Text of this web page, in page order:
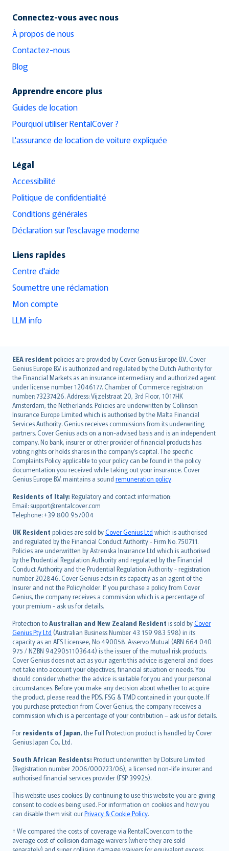
Connectez-vous avec nous
À propos de nous
Contactez-nous
Blog
Apprendre encore plus
Guides de location
Pourquoi utiliser RentalCover ?
L'assurance de location de voiture expliquée
Légal
Accessibilité
Politique de confidentialité
Conditions générales
Déclaration sur l'esclavage moderne
Liens rapides
Centre d'aide
Soumettre une réclamation
Mon compte
LLM info
EEA resident policies are provided by Cover Genius Europe B.V.. Cover
Genius Europe B.V. is authorized and regulated by the Dutch Authority for
the Financial Markets as an insurance intermediary and authorized agent
under license number 12046177. Chamber of Commerce registration
number: 73237426. Address: Vijzelstraat 20, 3rd Floor, 1017HK
Amsterdam, the Netherlands. Policies are underwritten by Collinson
Insurance Europe Limited which is authorised by the Malta Financial
Services Authority. Genius receives commissions from its underwriting
partners. Cover Genius acts on a non-advised basis and is an independent
company. No bank, insurer or other provider of financial products has
voting rights or holds shares in the company’s capital. The specific
Complaints Policy applicable to your policy can be found in the policy
documentation you received while taking out your insurance. Cover
Genius Europe B.V. maintains a sound remuneration policy.
Residents of Italy: Regulatory and contact information:
Email: support@rentalcover.com
Telephone: +39 800 957004
UK Resident policies are sold byCover Genius Ltd which is authorised
and regulated by the Financial Conduct Authority - Firm No. 750711.
Policies are underwritten by Astrenska Insurance Ltd which is authorised
by the Prudential Regulation Authority and regulated by the Financial
Conduct Authority and the Prudential Regulation Authority - registration
number 202846. Cover Genius acts in its capacity as an agent of the
Insurer and not the Policyholder. If you purchase a policy from Cover
Genius, the company receives a commission which is a percentage of
your premium - ask us for details.
Protection toAustralian and New Zealand Resident is sold byCover
Genius Pty Ltd (Australian Business Number 43 159 983 598) in its
capacity as an AFS Licensee, No 490058. Asservo Mutual (ABN 664 040
975 / NZBN 9429051103644) is the issuer of the mutual risk products.
Cover Genius does not act as your agent: this advice is general and does
not take into account your objectives, financial situation or needs. You
should consider whether the advice is suitable for you and your personal
circumstances. Before you make any decision about whether to acquire
the product, please read the PDS, FSG & TMD contained in your quote. If
you purchase protection from Cover Genius, the company receives a
commission which is a percentage of your contribution – ask us for details.
For residents of Japan, the Full Protection product is handled by Cover
Genius Japan Co., Ltd.
South African Residents: Product underwritten by Dotsure Limited
(Registration number 2006/000723/06), a licensed non-life insurer and
authorised financial services provider (FSP 39925).
This website uses cookies. By continuing to use this website you are giving
consent to cookies being used. For information on cookies and how you
can disable them visit ourPrivacy & Cookie Policy.
† We compared the costs of coverage via RentalCover.com to the
average cost of collision damage waivers (where they are sold
separately) and super collision damage waivers (or equivalent excess
English (UK)
English (US)
Deutsch
français
Nederlands
español
italiano
简体中文
繁體中文
Português
polski
עברית
Português
svenska
日本語
한국어
dansk
norsk
suomi
العربيّة
Türkçe
česky
Русский
ภาษาไทย
български
català
Hrvatski
eesti
Ελληνικά
Magyar
Íslenska
Bahasa Indonesia
latviešu
Lietuviškai
Bahasa Melayu
Română
српски
Slovensky
Slovenščina
Українська